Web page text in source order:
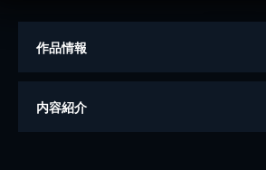
作品情報
原作
内容紹介